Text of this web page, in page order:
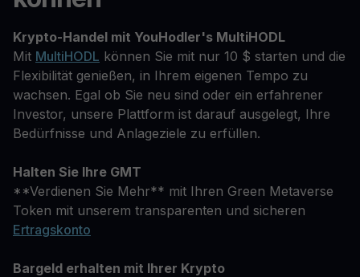
Krypto-Handel mit YouHodler's MultiHODL
Mit MultiHODL können Sie mit nur 10 $ starten und die
Flexibilität genießen, in Ihrem eigenen Tempo zu
wachsen. Egal ob Sie neu sind oder ein erfahrener
Investor, unsere Plattform ist darauf ausgelegt, Ihre
Bedürfnisse und Anlageziele zu erfüllen.
Halten Sie Ihre GMT
**Verdienen Sie Mehr** mit Ihren Green Metaverse
Token mit unserem transparenten und sicheren
Ertragskonto
Bargeld erhalten mit Ihrer Krypto